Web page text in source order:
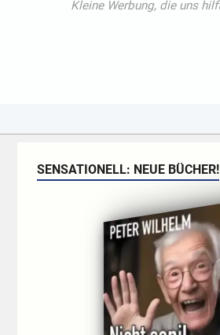
SENSATIONELL: NEUE BÜCHER!